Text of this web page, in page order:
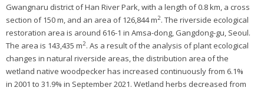
Gwangnaru district of Han River Park, with a length of 0.8 km, a cross
section of 150 m, and an area of 126,844 m2. The riverside ecological
restoration area is around 616-1 in Amsa-dong, Gangdong-gu, Seoul.
The area is 143,435 m2. As a result of the analysis of plant ecological
changes in natural riverside areas, the distribution area of the
wetland native woodpecker has increased continuously from 6.1%
in 2001 to 31.9% in September 2021. Wetland herbs decreased from